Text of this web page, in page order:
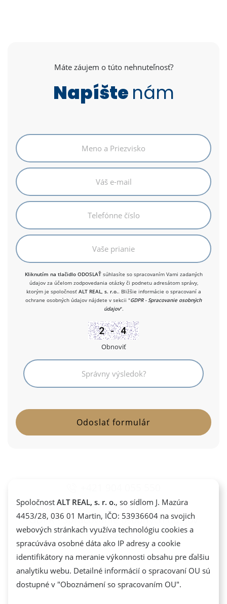
Máte záujem o túto nehnuteľnosť?
Napíšte nám
Kliknutím na tlačidlo ODOSLAŤsúhlasíte so spracovaním Vami zadaných
údajov za účelom zodpovedania otázky či podnetu adresátom správy,
ktorým je spoločnosť ALT REAL, s. r.o.. Bližšie informácie o spracovaní a
ochrane osobných údajov nájdete v sekcii "GDPR - Spracovanie osobných
údajov".
Obnoviť
+421 948 839 373
GDPR - Spracovanie osobných údajov
Reklamačný poriadok
Spoločnost ALT REAL, s. r. o., so sídlom J. Mazúra
4453/28, 036 01 Martin, IČO: 53936604 na svojich
webových stránkach využíva technológiu cookies a
spracúváva osobné dáta ako IP adresy a cookie
identifikátory na meranie výkonnosti obsahu pre ďalšiu
analytiku webu. Detailné informácií o spracovaní OU sú
dostupné v "Oboznámení so spracovaním OU".